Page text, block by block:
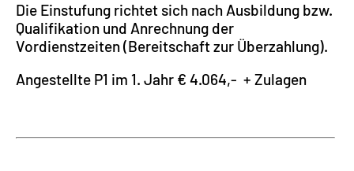
Die Einstufung richtet sich nach Ausbildung bzw.
Qualifikation und Anrechnung der
Vordienstzeiten (Bereitschaft zur Überzahlung).
Angestellte P1 im 1. Jahr € 4.064,- + Zulagen